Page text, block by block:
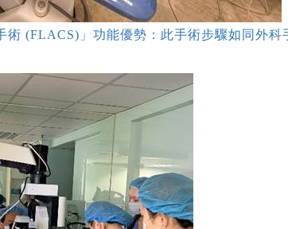
術 (FLACS)」功能優勢：此手術步驟如同外科